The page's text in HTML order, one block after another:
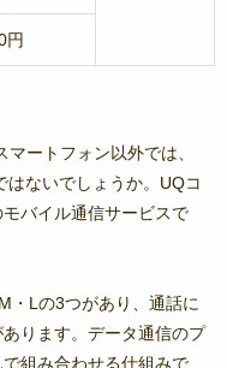
円
ートフォン以外では、
ないでしょうか。UQコ
バイル通信サービスで
・Lの3つがあり、通話に
ります。データ通信のプ
組み合わせる仕組みで